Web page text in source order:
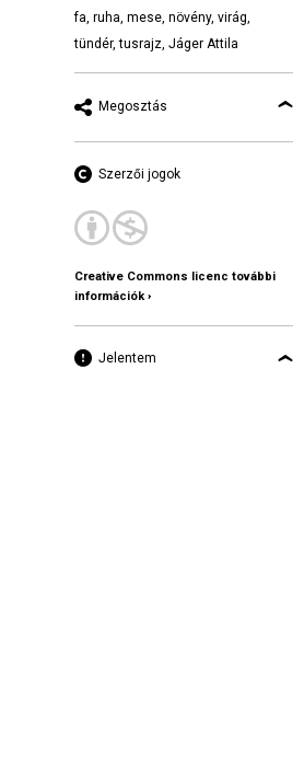
fa, ruha, mese, növény, virág,
tündér,tusrajz, Jáger Attila
Megosztás
Szerzői jogok
Creative Commons licenc további
információk ›
Jelentem